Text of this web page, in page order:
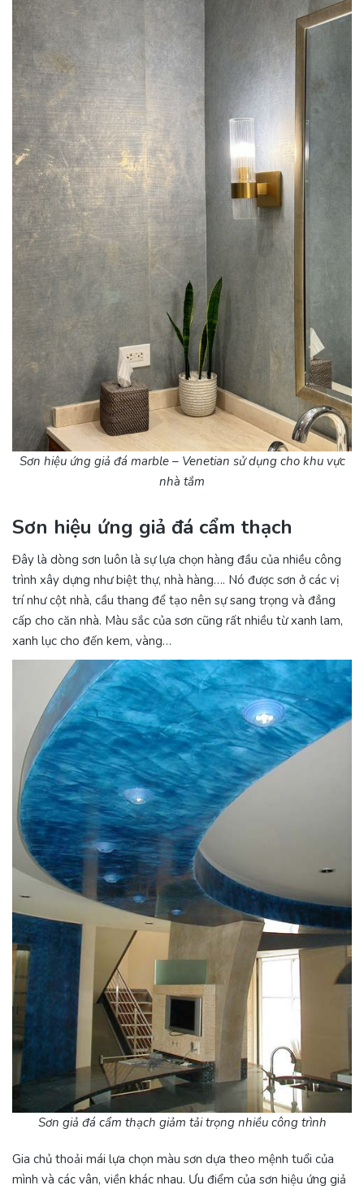
Sơn hiệu ứng giả đá marble – Venetian sử dụng cho khu vực
nhà tắm
Sơn hiệu ứng giả đá cẩm thạch
Đây là dòng sơn luôn là sự lựa chọn hàng đầu của nhiều công
trình xây dựng như biệt thự, nhà hàng…. Nó được sơn ở các vị
trí như cột nhà, cầu thang để tạo nên sự sang trọng và đẳng
cấp cho căn nhà. Màu sắc của sơn cũng rất nhiều từ xanh lam,
xanh lục cho đến kem, vàng…
Sơn giả đá cẩm thạch giảm tải trọng nhiều công trình
Gia chủ thoải mái lựa chọn màu sơn dựa theo mệnh tuổi của
mình và các vân, viền khác nhau. Ưu điểm của sơn hiệu ứng giả